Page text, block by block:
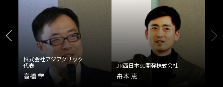
アクリック
JR西日本SC開発株式会社
株式会社ワイズマート
代表取締役社長